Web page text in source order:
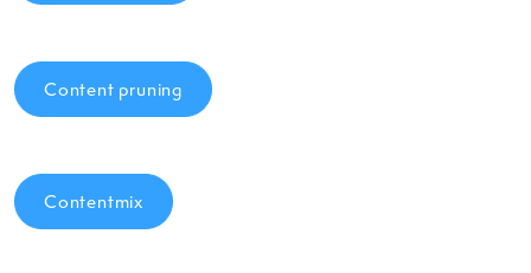
Content pruning
Contentmix